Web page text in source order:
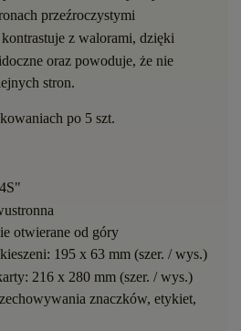
przeźroczystymi
z walorami, dzięki
oraz powoduje, że nie
stron.
po 5 szt.
otwierane od góry
195 x 63 mm (szer. / wys.)
216 x 280 mm (szer. / wys.)
znaczków, etykiet,